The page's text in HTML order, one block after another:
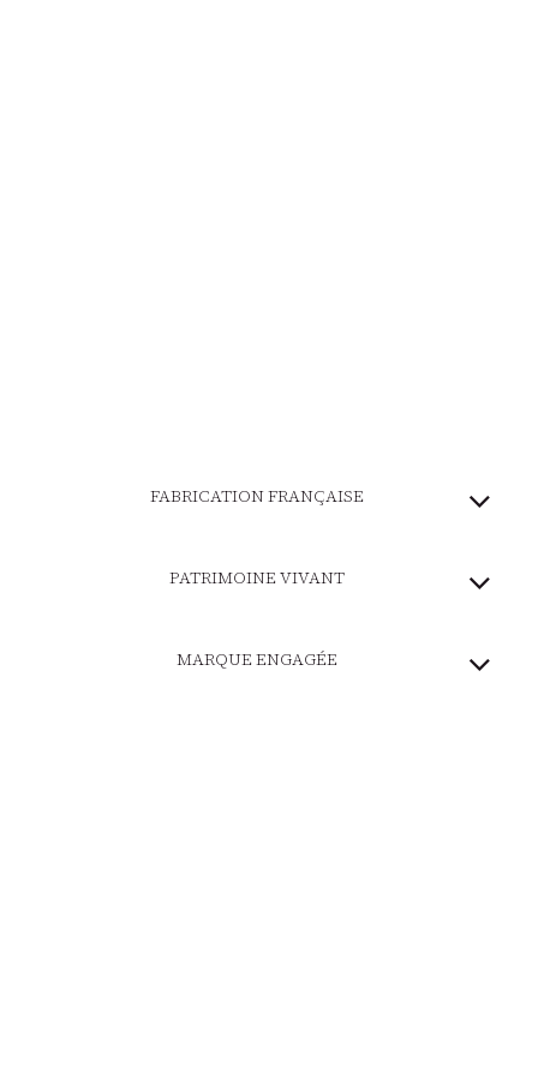
FABRICATION FRANÇAISE
PATRIMOINE VIVANT
MARQUE ENGAGÉE